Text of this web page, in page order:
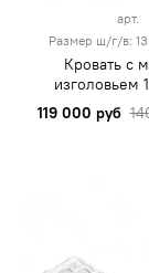
арт.
Размер ш/г/в:
Кровать с
изголовьем
119 000 руб